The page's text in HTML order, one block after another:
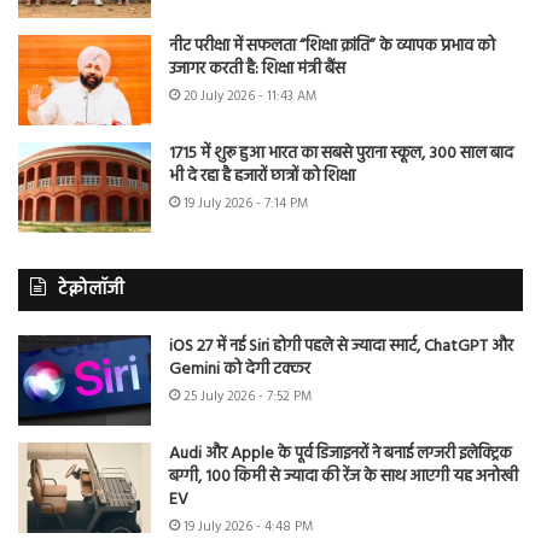
नीट परीक्षा में सफलता “शिक्षा क्रांति” के व्यापक प्रभाव को
उजागर करती है: शिक्षा मंत्री बैंस
20 July 2026 - 11:43 AM
1715 में शुरू हुआ भारत का सबसे पुराना स्कूल, 300 साल बाद
भी दे रहा है हजारों छात्रों को शिक्षा
19 July 2026 - 7:14 PM
टेक्नोलॉजी
iOS 27 में नई Siri होगी पहले से ज्यादा स्मार्ट, ChatGPT और
Gemini को देगी टक्कर
25 July 2026 - 7:52 PM
Audi और Apple के पूर्व डिजाइनरों ने बनाई लग्जरी इलेक्ट्रिक
बग्गी, 100 किमी से ज्यादा की रेंज के साथ आएगी यह अनोखी
EV
19 July 2026 - 4:48 PM